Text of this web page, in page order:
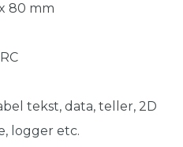
80 mm
tekst, data, teller, 2D
logger etc.